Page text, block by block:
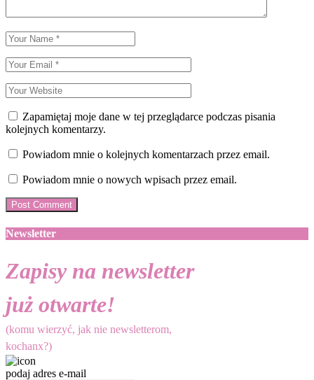
Zapamiętaj moje dane w tej przeglądarce podczas pisania
kolejnych komentarzy.
Powiadom mnie o kolejnych komentarzach przez email.
Powiadom mnie o nowych wpisach przez email.
Newsletter
Zapisy na newsletter
już otwarte!
(komu wierzyć, jak nie newsletterom,
kochanx?)
podaj adres e-mail